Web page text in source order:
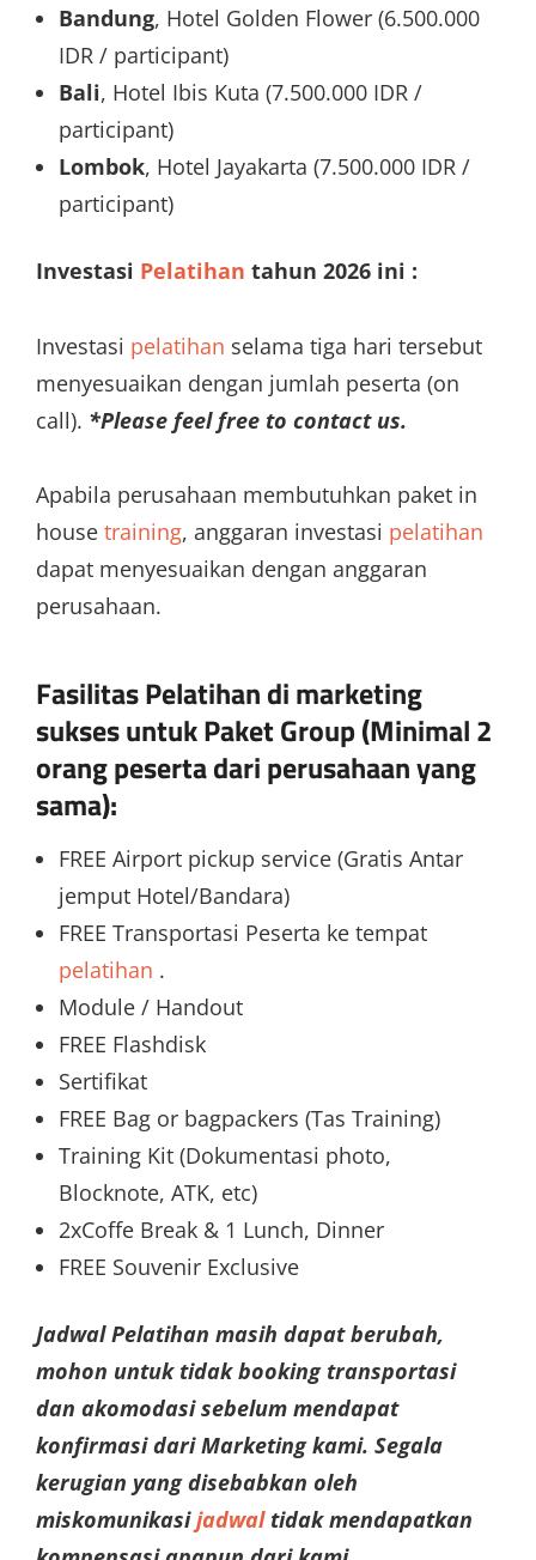
Bandung, Hotel Golden Flower (6.500.000
IDR / participant)
Bali, Hotel Ibis Kuta (7.500.000 IDR /
participant)
Lombok, Hotel Jayakarta (7.500.000 IDR /
participant)
Investasi Pelatihan tahun 2026 ini :
Investasi pelatihan selama tiga hari tersebut
menyesuaikan dengan jumlah peserta (on
call). *Please feel free to contact us.
Apabila perusahaan membutuhkan paket in
house training, anggaran investasi pelatihan
dapat menyesuaikan dengan anggaran
perusahaan.
Fasilitas Pelatihan dimarketing
suksesuntuk Paket Group (Minimal 2
orang peserta dari perusahaan yang
sama):
FREE Airport pickup service (Gratis Antar
jemput Hotel/Bandara)
FREE Transportasi Peserta ke tempat
pelatihan .
Module / Handout
FREE Flashdisk
Sertifikat
FREE Bag or bagpackers (Tas Training)
Training Kit (Dokumentasi photo,
Blocknote, ATK, etc)
2xCoffe Break & 1 Lunch, Dinner
FREE Souvenir Exclusive
Jadwal Pelatihan masih dapat berubah,
mohon untuk tidak booking transportasi
dan akomodasi sebelum mendapat
konfirmasi dari Marketing kami. Segala
kerugian yang disebabkan oleh
miskomunikasijadwaltidak mendapatkan